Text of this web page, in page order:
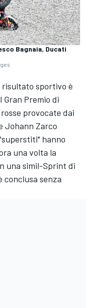
Bagnaia, Ducati
risultato sportivo è
Gran Premio di
provocate dai
Johann Zarco
hanno
una volta la
una simil-Sprint di
conclusa senza